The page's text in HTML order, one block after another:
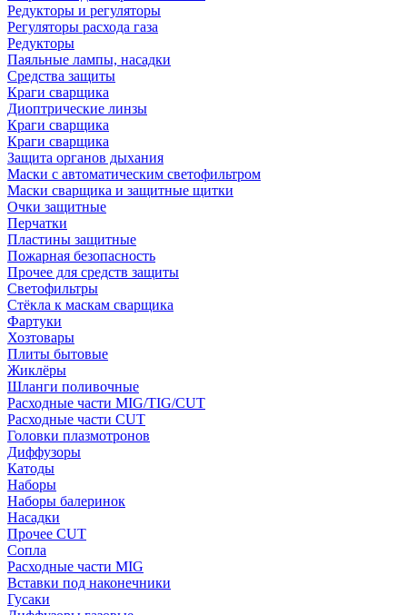
Редукторы и регуляторы
Регуляторы расхода газа
Редукторы
Паяльные лампы, насадки
Средства защиты
Краги сварщика
Диоптрические линзы
Краги сварщика
Краги сварщика
Защита органов дыхания
Маски с автоматическим светофильтром
Маски сварщика и защитные щитки
Очки защитные
Перчатки
Пластины защитные
Пожарная безопасность
Прочее для средств защиты
Светофильтры
Стёкла к маскам сварщика
Фартуки
Хозтовары
Плиты бытовые
Жиклёры
Шланги поливочные
Расходные части MIG/TIG/CUT
Расходные части CUT
Головки плазмотронов
Диффузоры
Катоды
Наборы
Наборы балеринок
Насадки
Прочее CUT
Сопла
Расходные части MIG
Вставки под наконечники
Гусаки